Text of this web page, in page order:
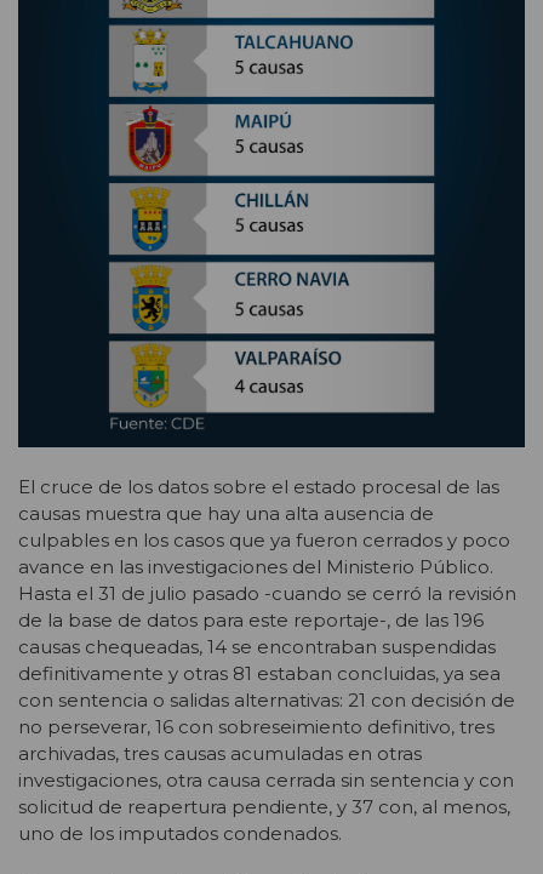
El cruce de los datos sobre el estado procesal de las
causas muestra que hay una alta ausencia de
culpables en los casos que ya fueron cerrados y poco
avance en las investigaciones del Ministerio Público.
Hasta el 31 de julio pasado -cuando se cerró la revisión
de la base de datos para este reportaje-, de las 196
causas chequeadas, 14 se encontraban suspendidas
definitivamente y otras 81 estaban concluidas, ya sea
con sentencia o salidas alternativas: 21 con decisión de
no perseverar, 16 con sobreseimiento definitivo, tres
archivadas, tres causas acumuladas en otras
investigaciones, otra causa cerrada sin sentencia y con
solicitud de reapertura pendiente, y 37 con, al menos,
uno de los imputados condenados.